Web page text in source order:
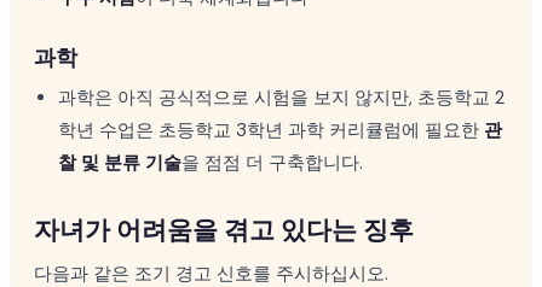
과학
과학은 아직 공식적으로 시험을 보지 않지만, 초등학교 2
학년 수업은 초등학교 3학년 과학 커리큘럼에 필요한 관
찰 및 분류 기술을 점점 더 구축합니다.
자녀가 어려움을 겪고 있다는 징후
다음과 같은 조기 경고 신호를 주시하십시오.